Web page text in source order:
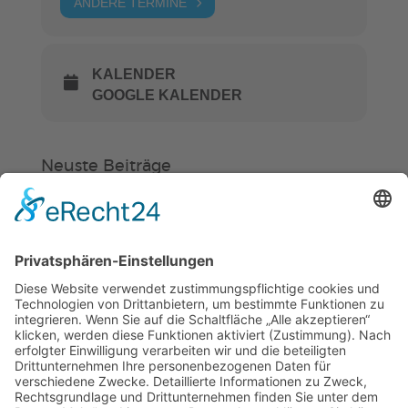
KALENDER
GOOGLE KALENDER
Neuste Beiträge
Verein
ab 13 Uhr geschlossen
„Am Ende bekommt jeder ein
Schwimmabzeichen“